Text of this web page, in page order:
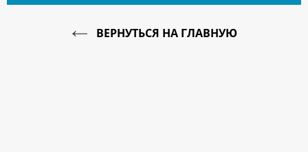
ВЕРНУТЬСЯ НА ГЛАВНУЮ